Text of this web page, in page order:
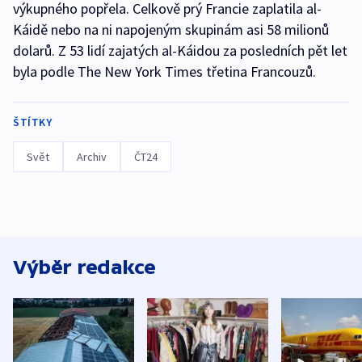
výkupného popřela. Celkově prý Francie zaplatila al-
Káidě nebo na ni napojeným skupinám asi 58 milionů
dolarů. Z 53 lidí zajatých al-Káidou za posledních pět let
byla podle The New York Times třetina Francouzů.
ŠTÍTKY
Svět Archiv ČT24
Výběr redakce